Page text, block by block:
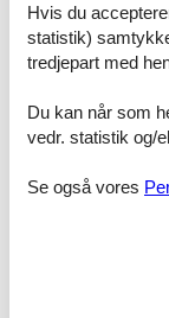
Skulle du sidde
forbindelse med
så kontakt os
Kundevurderinger
Hvis du
statistik)
tredjepart med
Du kan når som
vedr. statistik og/
Se også vores